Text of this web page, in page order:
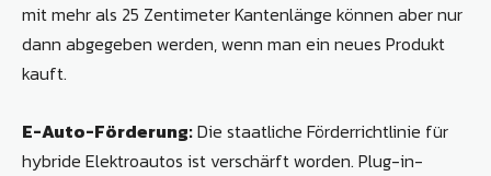
mit mehr als 25 Zentimeter Kantenlänge können aber nur
dann abgegeben werden, wenn man ein neues Produkt
kauft.
E-Auto-Förderung:Die staatliche Förderrichtlinie für
hybride Elektroautos ist verschärft worden. Plug-in-